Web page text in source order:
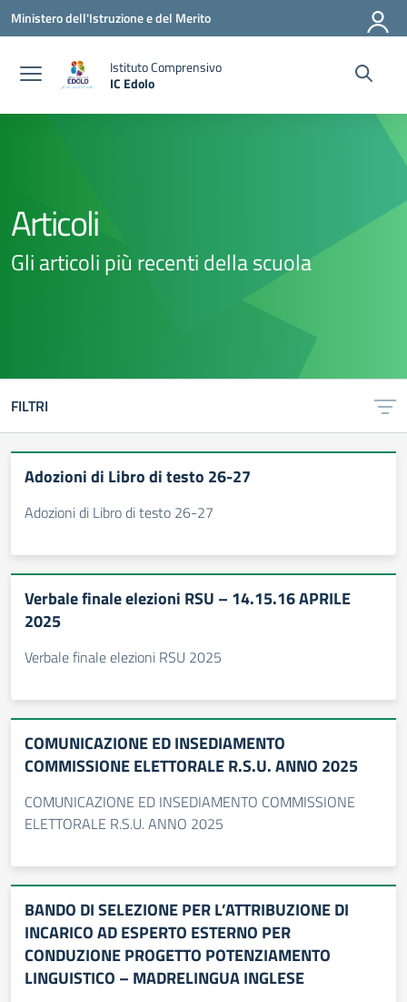
Vai ai contenuti
Vai al menu di navigazione
Vai al footer
Ministero dell'Istruzione e del Merito
Istituto Comprensivo
IC Edolo
Articoli
Gli articoli più recenti della scuola
FILTRI
Adozioni di Libro di testo 26-27
Adozioni di Libro di testo 26-27
Verbale finale elezioni RSU – 14.15.16 APRILE
2025
Verbale finale elezioni RSU 2025
COMUNICAZIONE ED INSEDIAMENTO
COMMISSIONE ELETTORALE R.S.U. ANNO 2025
COMUNICAZIONE ED INSEDIAMENTO COMMISSIONE
ELETTORALE R.S.U. ANNO 2025
BANDO DI SELEZIONE PER L’ATTRIBUZIONE DI
INCARICO AD ESPERTO ESTERNO PER
CONDUZIONE PROGETTO POTENZIAMENTO
LINGUISTICO – MADRELINGUA INGLESE